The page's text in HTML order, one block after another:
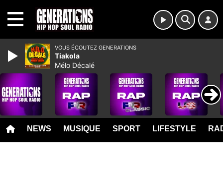
NEWS MUSIQUE SPORT LIFESTYLE
VOUS ÉCOUTEZ GENERATIONS
Tiakola
Mélo Décalé